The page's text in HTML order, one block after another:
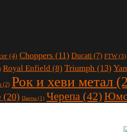
(4) Choppers (11) Ducati (7) FTW (3)
Royal Enfield (8) Triumph (13)
(2) Рок и хеви метал
(20) Цветы (1) Черепа (42)